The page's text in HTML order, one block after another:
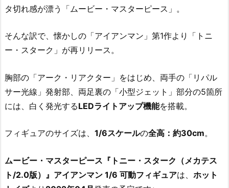
タ切れ感が漂う「ムービー・マスターピース」。
そんな訳で、懐かしの「アイアンマン」第1作より「トニ
ー・スターク」が再リリース。
胸部の「アーク・リアクター」をはじめ、両手の「リパル
サー光線」発射部、両足裏の「小型ジェット」部分の5箇所
には、白く発光するLEDライトアップ機能を搭載。
フィギュアのサイズは、 1/6スケールの全高：約30cm。
ムービー・マスターピース『トニー・スターク（メカテス
ト/2.0版）』アイアンマン 1/6 可動フィギュアは、 ホット